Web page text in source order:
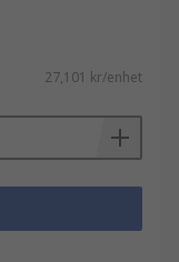
27,101 kr/enhet